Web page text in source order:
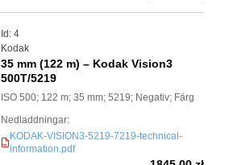
Id: 4
Kodak
35 mm (122 m) – Kodak Vision3
500T/5219
ISO 500; 122 m; 35 mm; 5219; Negativ; Färg
Nedladdningar:
PDF
KODAK-VISION3-5219-7219-technical-
information.pdf